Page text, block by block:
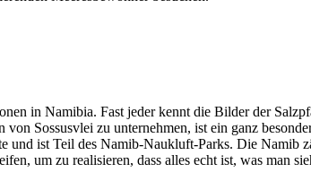
in Namibia. Fast jeder kennt die Bilder der
von Sossusvlei zu unternehmen, ist ein ganz
und ist Teil des Namib-Naukluft-Parks. Die Namib
um zu realisieren, dass alles echt ist, was man